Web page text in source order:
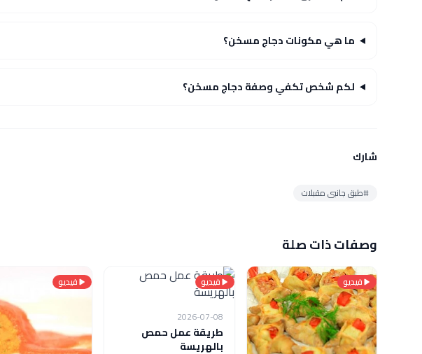
ما هي مكونات دجاج مسخن؟
لكم شخص تكفي وصفة دجاج مسخن؟
شارك
#طبق جانبى مقبلات
وصفات ذات صلة
فيديو فيديو
2026-07-08
طريقة عمل حمص
بالهريسة
فيديو